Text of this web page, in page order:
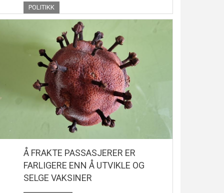
POLITIKK
Å FRAKTE PASSASJERER ER
FARLIGERE ENN Å UTVIKLE OG
SELGE VAKSINER